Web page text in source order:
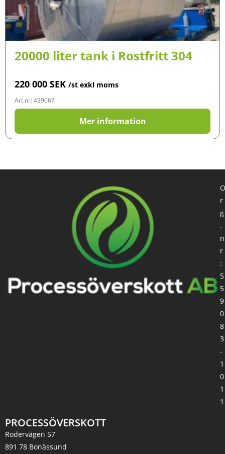
20000 liter tank i Rostfritt 304
220 000 SEK /st exkl moms
Art.nr: 439067
Mer information
PROCESSÖVERSKOTT
Rodervägen 57
891 78 Bonässund
O
r
g
.
n
r
:
5
5
9
0
8
3
-
1
0
1
1